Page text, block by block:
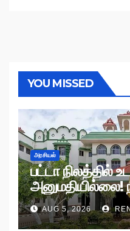
YOU MISSED
அரசியல்
பட்டா நிலத்தில்
அனுமதியில்லை!
உத்தரவு!
AUG 5, 2026